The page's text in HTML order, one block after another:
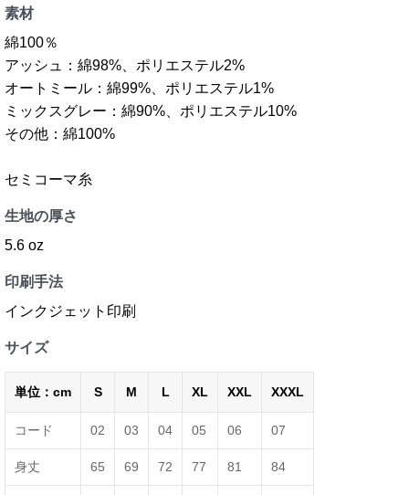
素材
綿100％
アッシュ：綿98%、ポリエステル2%
オートミール：綿99%、ポリエステル1%
ミックスグレー：綿90%、ポリエステル10%
その他：綿100%
セミコーマ糸
生地の厚さ
5.6 oz
印刷手法
インクジェット印刷
サイズ
単位：cm S M L XL XXL XXXL
コード 02 03 04 05 06 07
身丈 65 69 72 77 81 84